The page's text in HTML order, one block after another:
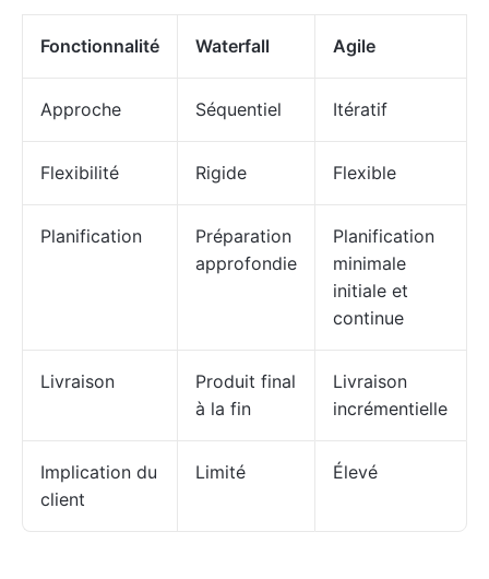
Fonctionnalité Waterfall Agile
Approche Séquentiel Itératif
Flexibilité Rigide Flexible
Planification
Préparation
approfondie
Planification
minimale
initiale et
continue
Livraison
Produit final
à la fin
Livraison
incrémentielle
Implication du
client
Limité Élevé